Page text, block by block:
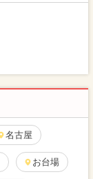
名古屋
お台場